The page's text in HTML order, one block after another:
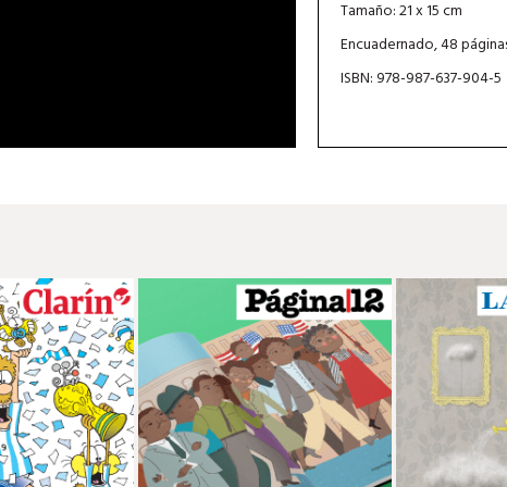
Tamaño: 21 x 15 cm
Encuadernado, 48
ISBN: 978-987-637-904-5